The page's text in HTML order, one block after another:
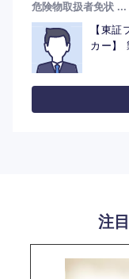
危険物取扱者免状 ...
【東
カー】
注